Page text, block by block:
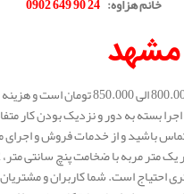
مشهد
قیمت عایق پلی یورتان مشهد در شرکت
بسته به دور و نزدیک بودن کار
باشید و از خدمات فروش و اجرای ما
احتیاج است. شما کاربران و